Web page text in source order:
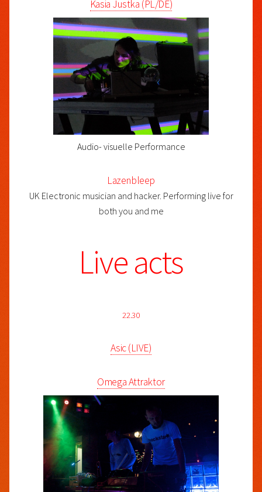
Kasia Justka (PL/DE)
Audio- visuelle Performance
Lazenbleep
UK Electronic musician and hacker. Performing live for
both you and me
Live acts
22.30
Asic (LIVE)
Omega Attraktor